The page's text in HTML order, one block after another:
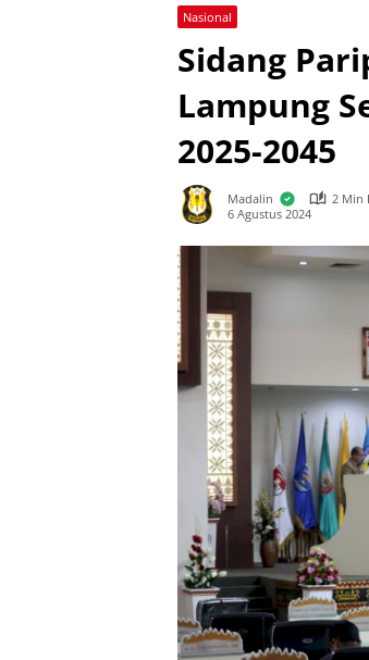
Nasional
Sidang
Lampung
2025-2045
Madalin
2 Min
6 Agustus 2024